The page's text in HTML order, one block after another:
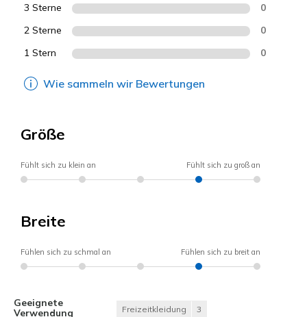
3 Sterne 0
2 Sterne 0
1 Stern 0
Wie sammeln wir Bewertungen
Größe
Fühlt sich zu klein an Fühlt sich zu groß an
Breite
Fühlen sich zu schmal an Fühlen sich zu breit an
Geeignete
Verwendung
Freizeitkleidung 3